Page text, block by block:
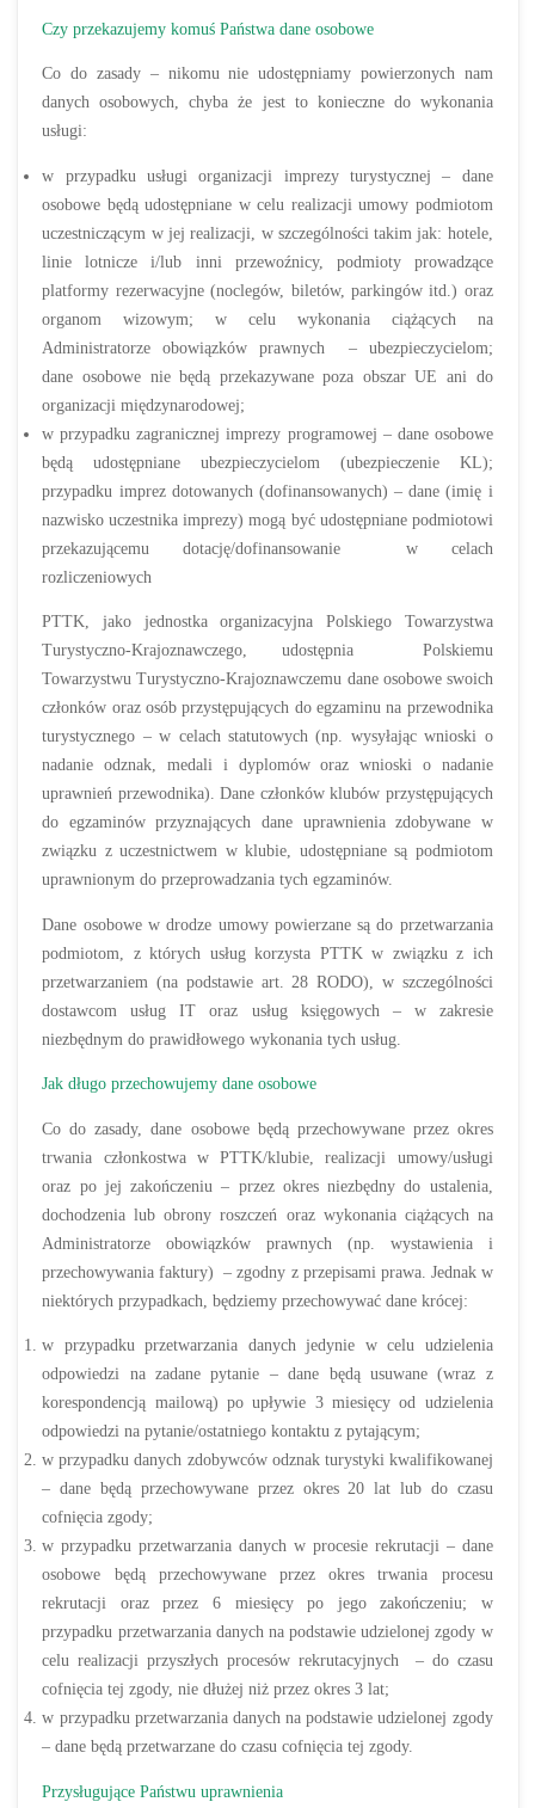
Czy przekazujemy komuś Państwa dane osobowe
Co do zasady – nikomu nie udostępniamy powierzonych nam
danych osobowych, chyba że jest to konieczne do wykonania
usługi:
w przypadku usługi organizacji imprezy turystycznej – dane
osobowe będą udostępniane w celu realizacji umowy podmiotom
uczestniczącym w jej realizacji, w szczególności takim jak: hotele,
linie lotnicze i/lub inni przewoźnicy, podmioty prowadzące
platformy rezerwacyjne (noclegów, biletów, parkingów itd.) oraz
organom wizowym; w celu wykonania ciążących na
Administratorze obowiązków prawnych – ubezpieczycielom;
dane osobowe nie będą przekazywane poza obszar UE ani do
organizacji międzynarodowej;
w przypadku zagranicznej imprezy programowej – dane osobowe
będą udostępniane ubezpieczycielom (ubezpieczenie KL);
przypadku imprez dotowanych (dofinansowanych) – dane (imię i
nazwisko uczestnika imprezy) mogą być udostępniane podmiotowi
przekazującemu dotację/dofinansowanie w celach
rozliczeniowych
PTTK, jako jednostka organizacyjna Polskiego Towarzystwa
Turystyczno-Krajoznawczego, udostępnia Polskiemu
Towarzystwu Turystyczno-Krajoznawczemu dane osobowe swoich
członków oraz osób przystępujących do egzaminu na przewodnika
turystycznego – w celach statutowych (np. wysyłając wnioski o
nadanie odznak, medali i dyplomów oraz wnioski o nadanie
uprawnień przewodnika). Dane członków klubów przystępujących
do egzaminów przyznających dane uprawnienia zdobywane w
związku z uczestnictwem w klubie, udostępniane są podmiotom
uprawnionym do przeprowadzania tych egzaminów.
Dane osobowe w drodze umowy powierzane są do przetwarzania
podmiotom, z których usług korzysta PTTK w związku z ich
przetwarzaniem (na podstawie art. 28 RODO), w szczególności
dostawcom usług IT oraz usług księgowych – w zakresie
niezbędnym do prawidłowego wykonania tych usług.
Jak długo przechowujemy dane osobowe
Co do zasady, dane osobowe będą przechowywane przez okres
trwania członkostwa w PTTK/klubie, realizacji umowy/usługi
oraz po jej zakończeniu – przez okres niezbędny do ustalenia,
dochodzenia lub obrony roszczeń oraz wykonania ciążących na
Administratorze obowiązków prawnych (np. wystawienia i
przechowywania faktury) – zgodny z przepisami prawa. Jednak w
niektórych przypadkach, będziemy przechowywać dane krócej:
w przypadku przetwarzania danych jedynie w celu udzielenia
odpowiedzi na zadane pytanie – dane będą usuwane (wraz z
korespondencją mailową) po upływie 3 miesięcy od udzielenia
odpowiedzi na pytanie/ostatniego kontaktu z pytającym;
w przypadku danych zdobywców odznak turystyki kwalifikowanej
– dane będą przechowywane przez okres 20 lat lub do czasu
cofnięcia zgody;
w przypadku przetwarzania danych w procesie rekrutacji – dane
osobowe będą przechowywane przez okres trwania procesu
rekrutacji oraz przez 6 miesięcy po jego zakończeniu; w
przypadku przetwarzania danych na podstawie udzielonej zgody w
celu realizacji przyszłych procesów rekrutacyjnych – do czasu
cofnięcia tej zgody, nie dłużej niż przez okres 3 lat;
w przypadku przetwarzania danych na podstawie udzielonej zgody
– dane będą przetwarzane do czasu cofnięcia tej zgody.
Przysługujące Państwu uprawnienia